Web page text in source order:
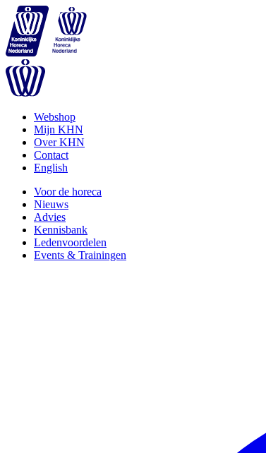
Webshop
Mijn KHN
Over KHN
Contact
English
Voor de horeca
Nieuws
Advies
Kennisbank
Ledenvoordelen
Events & Trainingen